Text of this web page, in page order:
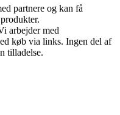
partnere og kan få
arbejder med
køb via links. Ingen del af
tilladelse.